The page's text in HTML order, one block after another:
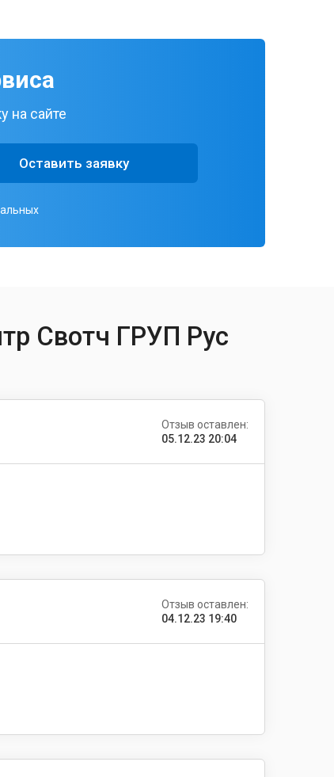
на сайте
Оставить заявку
Свотч ГРУП Рус
Отзыв оставлен:
05.12.23 20:04
Отзыв оставлен:
04.12.23 19:40